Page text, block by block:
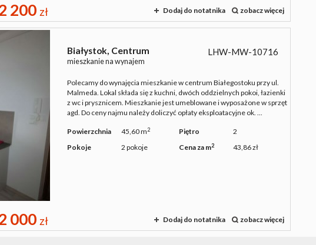
200 zł Dodaj do notatnika zobacz więcej
Białystok, Centrum
mieszkanie na wynajem
LHW-MW-10716
Polecamy do wynajęcia mieszkanie w centrum Białegostoku przy ul.
Malmeda. Lokal składa się z kuchni, dwóch oddzielnych pokoi, łazienki
z wc i prysznicem. Mieszkanie jest umeblowane i wyposażone w sprzęt
agd. Do ceny najmu należy doliczyć opłaty eksploatacyjne ok. ...
Powierzchnia 45,60 m2 Piętro
2
Pokoje
2 pokoje Cena za m2 43,86 zł
000 zł Dodaj do notatnika zobacz więcej